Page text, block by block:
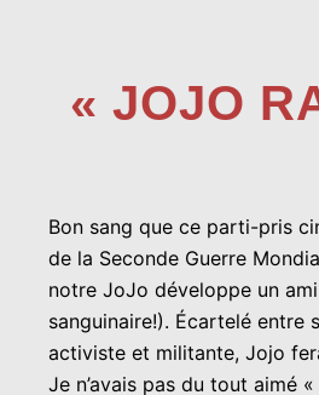
« JOJO
Bon sang que ce parti-pris
de la Seconde Guerre
notre JoJo développe un
sanguinaire!). Écartelé entre
activiste et militante, Jojo
Je n’avais pas du tout aimé